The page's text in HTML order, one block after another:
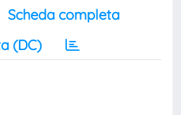
Scheda completa
(DC)